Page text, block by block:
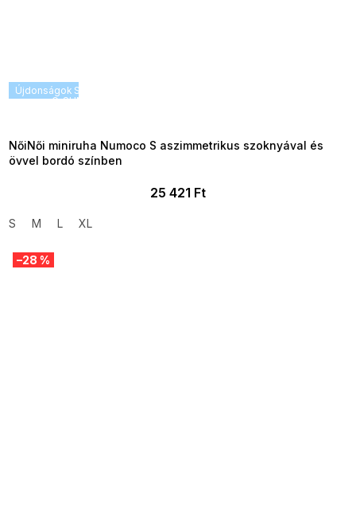
Újdonságok SUMMER SALE -35% ?
G_SUMMER35:35:HUF:P:f!2026-
NőiNői miniruha Numoco S aszimmetrikus szoknyával és
övvel bordó színben
25 421 Ft
S M L XL
–28 %